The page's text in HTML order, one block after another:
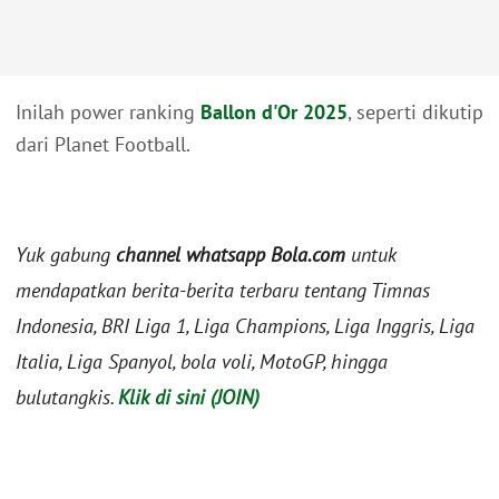
Inilah power ranking Ballon d'Or 2025, seperti dikutip
dari Planet Football.
Yuk gabung channel whatsapp Bola.com untuk
mendapatkan berita-berita terbaru tentang Timnas
Indonesia, BRI Liga 1, Liga Champions, Liga Inggris, Liga
Italia, Liga Spanyol, bola voli, MotoGP, hingga
bulutangkis.Klik di sini (JOIN)